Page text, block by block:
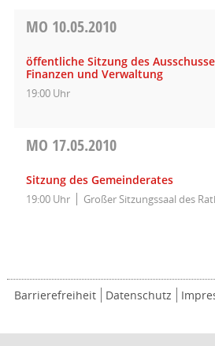
MO 10.05.2010
öffentliche Sitzung des
Finanzen und Verwaltung
19:00 Uhr
MO 17.05.2010
Sitzung des Gemeinderates
19:00 Uhr Großer Sitzungssaal des
Barrierefreiheit Datenschutz